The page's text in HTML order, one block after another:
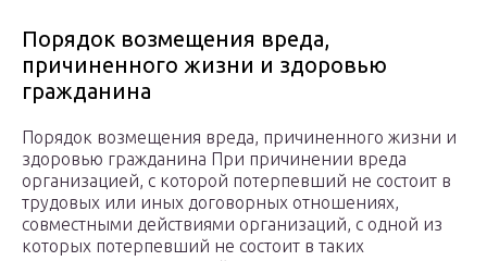
Порядок возмещения вреда,
причиненного жизни и здоровью
гражданина
Порядок возмещения вреда, причиненного жизни и
здоровью гражданина При причинении вреда
организацией, с которой потерпевший не состоит в
трудовых или иных договорных отношениях,
совместными действиями организаций, с одной из
которых потерпевший не состоит в таких